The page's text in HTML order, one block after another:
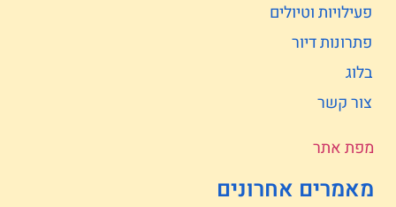
פעילויות וטיולים
פתרונות דיור
בלוג
צור קשר
מפת אתר
מאמרים אחרונים